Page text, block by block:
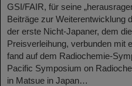
GSI/FAIR, für seine
Beiträge zur Weiterentwicklung
der erste Nicht-Japaner, dem
Preisverleihung, verbunden mit
fand auf dem Radiochemie-
Pacific Symposium on
in Matsue in Japan…